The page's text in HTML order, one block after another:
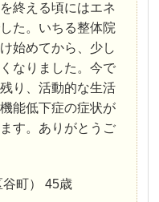
終える頃にはエネ
た。いちる整体院
始めてから、少し
なりました。今で
り、活動的な生活
能低下症の症状が
す。ありがとうご
町） 45歳